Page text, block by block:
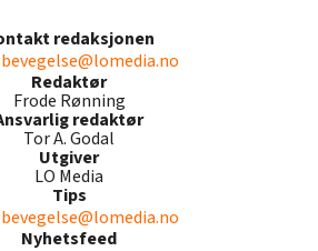
redaksjonen
Redaktør
Frode Rønning
redaktør
Tor A. Godal
Utgiver
LO Media
Tips
Nyhetsfeed